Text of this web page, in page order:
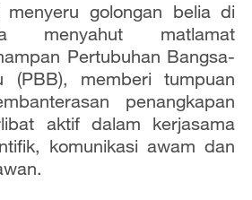
menyeru golongan belia di
menyahut matlamat
Pertubuhan Bangsa-
(PBB), memberi tumpuan
penangkapan
aktif dalam kerjasama
komunikasi awam dan